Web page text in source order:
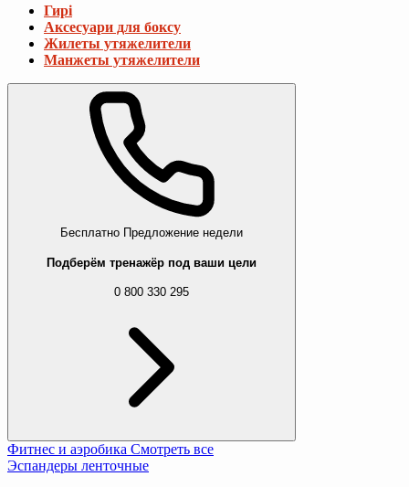
Гирі
Аксесуари для боксу
Жилеты утяжелители
Манжеты утяжелители
Бесплатно Предложение недели
Подберём тренажёр под ваши цели
0 800 330 295
Фитнес и аэробика Смотреть все
Эспандеры ленточные